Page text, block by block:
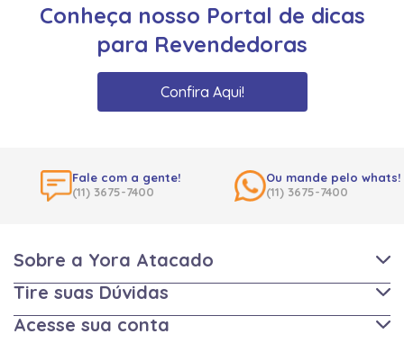
Conheça nosso Portal de dicas
para Revendedoras
Confira Aqui!
Fale com a gente!
(11) 3675-7400
Ou mande pelo whats!
(11) 3675-7400
Sobre a Yora Atacado
Tire suas Dúvidas
Acesse sua conta